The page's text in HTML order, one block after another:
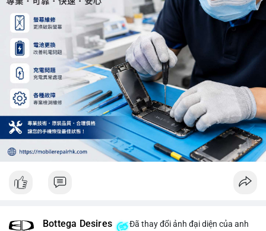
trung trong 24 giờ tới.
#12dot29btc #vilanh #tichluydaihan #phienau #btcmempool
Bottega Desires
Đã thay đổi ảnh đại diện của anh